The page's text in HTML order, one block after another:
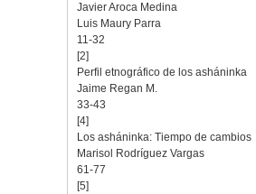
Javier Aroca Medina
Luis Maury Parra
11-32
[2]
Perfil etnográfico de los asháninka
Jaime Regan M.
33-43
[4]
Los asháninka: Tiempo de cambios
Marisol Rodríguez Vargas
61-77
[5]